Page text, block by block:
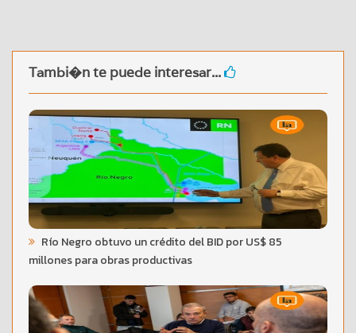
Tambi�n te puede interesar...
Río Negro obtuvo un crédito del BID por US$ 85
millones para obras productivas